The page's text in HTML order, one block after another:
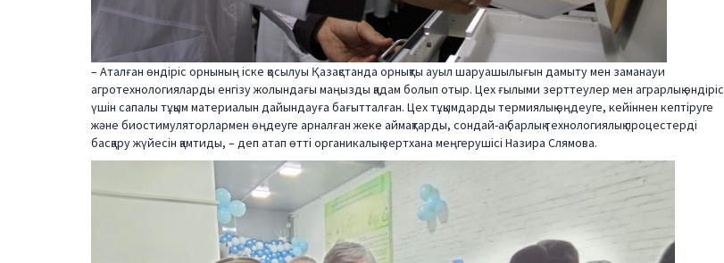
– Аталған өндіріс орнының іске қосылуы Қазақстанда орнықты ауыл шаруашылығын дамыту мен заманауи
агротехнологияларды енгізу жолындағы маңызды қадам болып отыр. Цех ғылыми зерттеулер мен аграрлық өндіріс
үшін сапалы тұқым материалын дайындауға бағытталған. Цех тұқымдарды термиялық өңдеуге, кейіннен кептіруге
және биостимуляторлармен өңдеуге арналған жеке аймақтарды, сондай-ақ барлық технологиялық процестерді
басқару жүйесін қамтиды, – деп атап өтті органикалық зертхана меңгерушісі Назира Слямова.